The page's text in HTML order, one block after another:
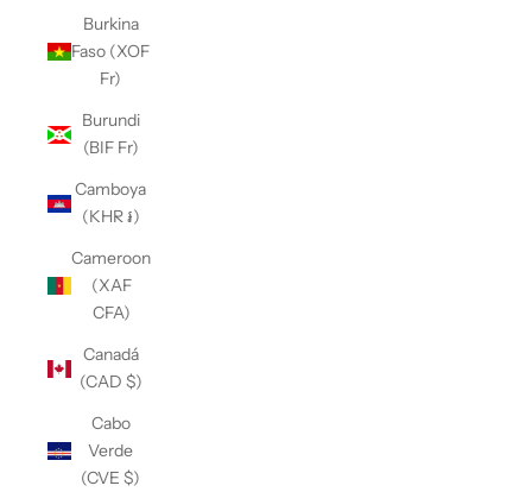
Burkina
Faso (XOF
Fr)
Burundi
(BIF Fr)
Camboya
(KHR ៛)
Cameroon
(XAF
CFA)
Canadá
(CAD $)
Cabo
Verde
(CVE $)